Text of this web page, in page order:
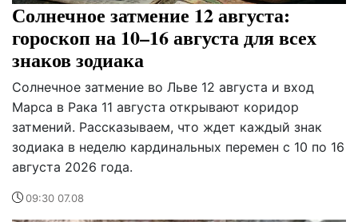
Солнечное затмение 12 августа:
гороскоп на 10–16 августа для всех
знаков зодиака
Солнечное затмение во Льве 12 августа и вход
Марса в Рака 11 августа открывают коридор
затмений. Рассказываем, что ждет каждый знак
зодиака в неделю кардинальных перемен с 10 по 16
августа 2026 года.
09:30 07.08